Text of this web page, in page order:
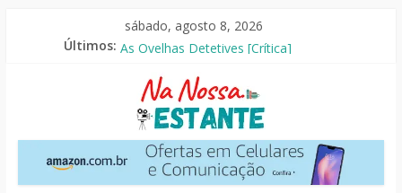
sábado, agosto 8, 2026
Últimos: O Pistoleiro [Resenha Literária]
Mestres do Universo [Crtítica]
Slow Horses – 3ª Temporada [Crítica]
Seus Amigos e Vizinhos [Crítica]
Na